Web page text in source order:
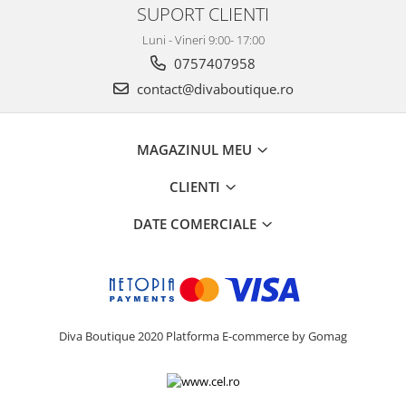
SUPORT CLIENTI
Luni - Vineri 9:00- 17:00
0757407958
contact@divaboutique.ro
MAGAZINUL MEU
CLIENTI
DATE COMERCIALE
Diva Boutique 2020 Platforma E-commerce by Gomag